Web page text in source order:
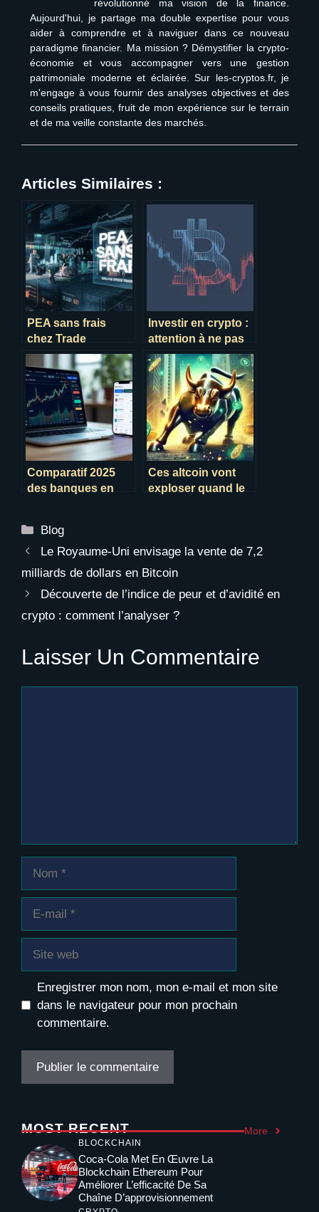
révolutionné ma vision de la finance.
Aujourd'hui, je partage ma double expertise pour vous
aider à comprendre et à naviguer dans ce nouveau
paradigme financier. Ma mission ? Démystifier la crypto-
économie et vous accompagner vers une gestion
patrimoniale moderne et éclairée. Sur les-cryptos.fr, je
m'engage à vous fournir des analyses objectives et des
conseils pratiques, fruit de mon expérience sur le terrain
et de ma veille constante des marchés.
Articles Similaires :
PEA sans frais
chez Trade
Republic : une
révolution pour
épargner
Investir en crypto :
attention à ne pas
perdre plus que
prévu !
Comparatif 2025
des banques en
Boursorama
Ces altcoin vont
exploser quand le
Catégories
Blog
Le Royaume-Uni envisage la vente de 7,2
milliards de dollars en Bitcoin
Découverte de l’indice de peur et d’avidité en
crypto : comment l’analyser ?
Laisser Un Commentaire
Enregistrer mon nom, mon e-mail et mon site
dans le navigateur pour mon prochain
commentaire.
MOST RECENT More
BLOCKCHAIN
Coca-Cola Met En Œuvre La
Blockchain Ethereum Pour
Améliorer L’efficacité De Sa
Chaîne D’approvisionnement